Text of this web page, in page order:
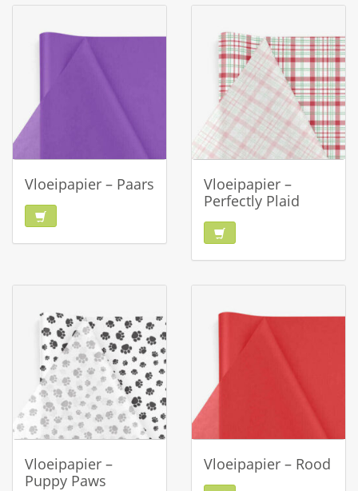
Vloeipapier – Paars
Vloeipapier –
Perfectly Plaid
Vloeipapier –
Puppy Paws
Vloeipapier – Rood